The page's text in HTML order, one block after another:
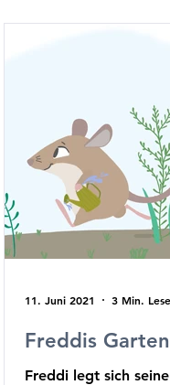
Freddis Garten
Freddi legt sich
11. Juni 2021 3 Min.